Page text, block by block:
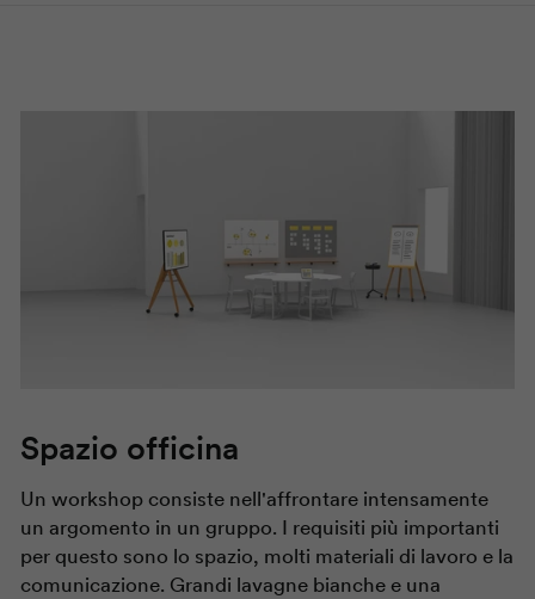
Spazio officina
Un workshop consiste nell'affrontare intensamente
un argomento in un gruppo. I requisiti più importanti
per questo sono lo spazio, molti materiali di lavoro e la
comunicazione. Grandi lavagne bianche e una